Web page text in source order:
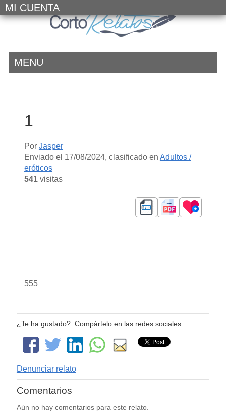
MI CUENTA
MENU
1
Por Jasper
Enviado el 17/08/2024, clasificado en Adultos /
eróticos
541visitas
555
¿Te ha gustado?. Compártelo en las redes sociales
Denunciar relato
Comentarios
Aún no hay comentarios para este relato.